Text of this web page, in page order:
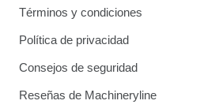
Términos y condiciones
Política de privacidad
Consejos de seguridad
Reseñas de Machineryline